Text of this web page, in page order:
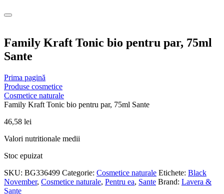
Family Kraft Tonic bio pentru par, 75ml
Sante
Prima pagină
Produse cosmetice
Cosmetice naturale
Family Kraft Tonic bio pentru par, 75ml Sante
46,58 lei
Valori nutritionale medii
Stoc epuizat
SKU: BG336499 Categorie: Cosmetice naturale Etichete: Black
November, Cosmetice naturale, Pentru ea, Sante Brand: Lavera &
Sante